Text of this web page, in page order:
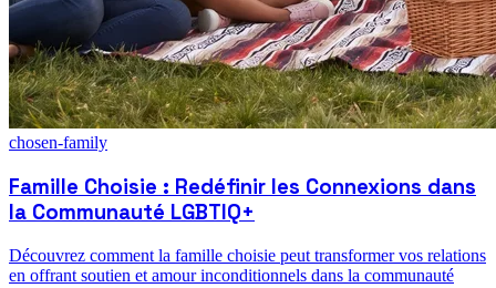
chosen-family
Famille Choisie : Redéfinir les Connexions dans
la Communauté LGBTIQ+
Découvrez comment la famille choisie peut transformer vos relations
en offrant soutien et amour inconditionnels dans la communauté